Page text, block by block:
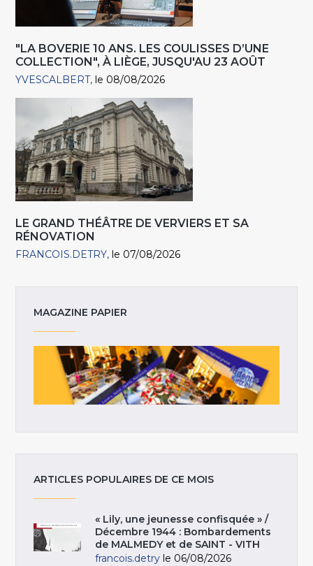
"LA BOVERIE 10 ANS. LES COULISSES D’UNE
COLLECTION", À LIÈGE, JUSQU'AU 23 AOÛT
YVESCALBERT le 08/08/2026
LE GRAND THÉÂTRE DE VERVIERS ET SA
RÉNOVATION
FRANCOIS.DETRY le 07/08/2026
MAGAZINE PAPIER
ARTICLES POPULAIRES DE CE MOIS
« Lily, une jeunesse confisquée » /
Décembre 1944 : Bombardements
de MALMEDY et de SAINT - VITH
francois.detry le 06/08/2026